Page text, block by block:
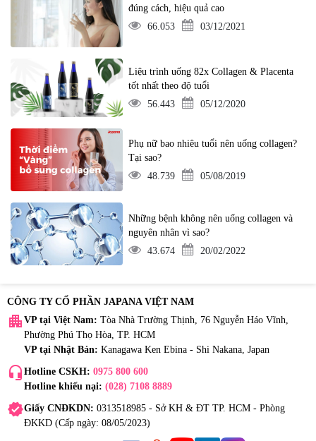
đúng cách, hiệu quả cao
66.053
03/12/2021
Liệu trình uống 82x Collagen & Placenta
tốt nhất theo độ tuổi
56.443
05/12/2020
Phụ nữ bao nhiêu tuổi nên uống collagen?
Tại sao?
48.739
05/08/2019
Những bệnh không nên uống collagen và
nguyên nhân vì sao?
43.674
20/02/2022
CÔNG TY CỔ PHẦN JAPANA VIỆT NAM
apartment VP tại Việt Nam: Tòa Nhà Trường Thịnh, 76 Nguyễn Háo Vĩnh,
Phường Phú Thọ Hòa, TP. HCM
VP tại Nhật Bản: Kanagawa Ken Ebina - Shi Nakana, Japan
headset_mic Hotline CSKH: 0975 800 600
Hotline khiếu nại: (028) 7108 8889
verifiedGiấy CNĐKDN: 0313518985 - Sở KH & ĐT TP. HCM - Phòng
ĐKKD (Cấp ngày: 08/05/2023)